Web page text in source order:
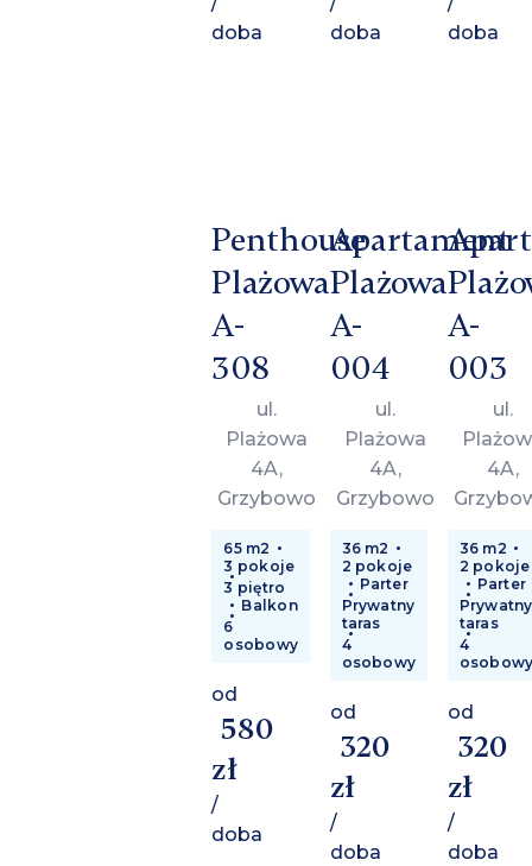
doba
doba
doba
Penthouse
Plażowa
A-
308
ul.
Plażowa
4A,
Grzybowo
65 m2
3 pokoje
3 piętro
Balkon
6
osobowy
od
580
zł
/
doba
Apartament
Plażowa
A-
004
ul.
Plażowa
4A,
Grzybowo
36 m2
2 pokoje
Parter
Prywatny
taras
4
osobowy
od
320
zł
/
doba
A-
003
ul.
4A,
36 m2
2 pokoje
Parter
Prywatny
taras
4
od
320
zł
/
doba